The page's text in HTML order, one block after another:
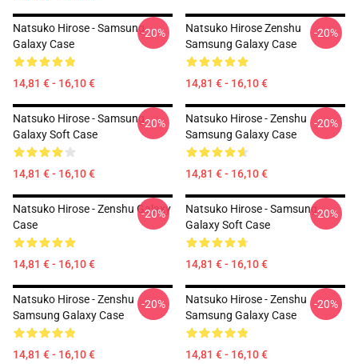
Natsuko Hirose - Samsung
Galaxy Case
14,81 € - 16,10 €
-20%
Natsuko Hirose Zenshu
Samsung Galaxy Case
14,81 € - 16,10 €
-20%
Natsuko Hirose - Samsung
Galaxy Soft Case
14,81 € - 16,10 €
-20%
Natsuko Hirose - Zenshu
Samsung Galaxy Case
14,81 € - 16,10 €
-20%
Natsuko Hirose - Zenshu Galaxy
Case
14,81 € - 16,10 €
-20%
Natsuko Hirose - Samsung
Galaxy Soft Case
14,81 € - 16,10 €
-20%
Natsuko Hirose - Zenshu
Samsung Galaxy Case
14,81 € - 16,10 €
-20%
Natsuko Hirose - Zenshu
Samsung Galaxy Case
14,81 € - 16,10 €
-20%